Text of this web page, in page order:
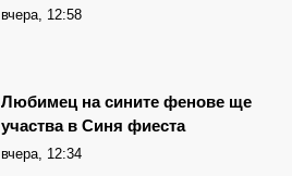
вчера, 12:58
Любимец на сините фенове ще
участва в Синя фиеста
вчера, 12:34